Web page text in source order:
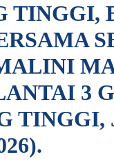
TINGGI,
3
TINGGI,